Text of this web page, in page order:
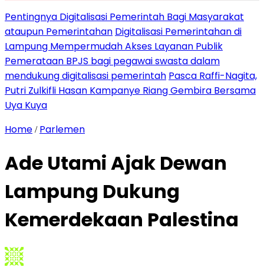
Pentingnya Digitalisasi Pemerintah Bagi Masyarakat
ataupun Pemerintahan Digitalisasi Pemerintahan di
Lampung Mempermudah Akses Layanan Publik
Pemerataan BPJS bagi pegawai swasta dalam
mendukung digitalisasi pemerintah Pasca Raffi-Nagita,
Putri Zulkifli Hasan Kampanye Riang Gembira Bersama
Uya Kuya
Home / Parlemen
Ade Utami Ajak Dewan
Lampung Dukung
Kemerdekaan Palestina